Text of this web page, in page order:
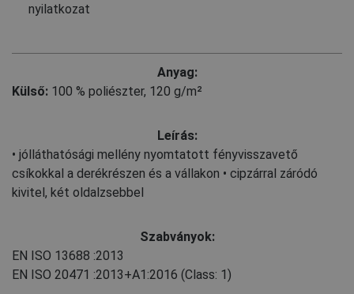
nyilatkozat
Anyag:
Külső: 100 % poliészter, 120 g/m²
Leírás:
• jólláthatósági mellény nyomtatott fényvisszavető
csíkokkal a derékrészen és a vállakon • cipzárral záródó
kivitel, két oldalzsebbel
Szabványok:
EN ISO 13688 :2013
EN ISO 20471 :2013+A1:2016 (Class: 1)